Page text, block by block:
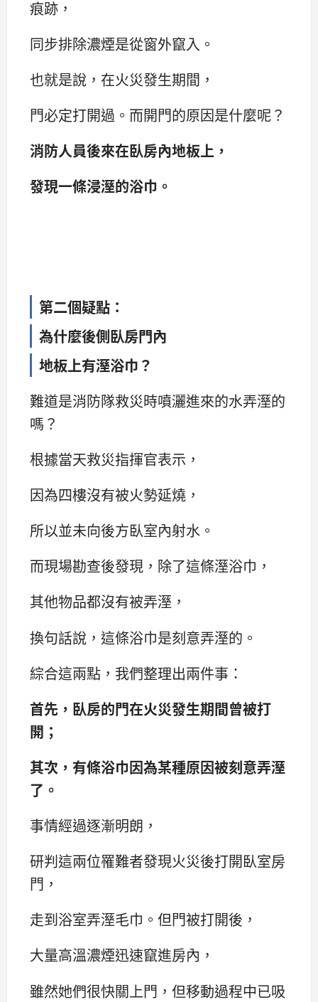
痕跡，
同步排除濃煙是從窗外竄入。
也就是說，在火災發生期間，
門必定打開過。而開門的原因是什麼呢？
消防人員後來在臥房內地板上，
發現一條浸溼的浴巾。
第二個疑點：
為什麼後側臥房門內
地板上有溼浴巾？
難道是消防隊救災時噴灑進來的水弄溼的
嗎？
根據當天救災指揮官表示，
因為四樓沒有被火勢延燒，
所以並未向後方臥室內射水。
而現場勘查後發現，除了這條溼浴巾，
其他物品都沒有被弄溼，
換句話說，這條浴巾是刻意弄溼的。
綜合這兩點，我們整理出兩件事：
首先，臥房的門在火災發生期間曾被打
開；
其次，有條浴巾因為某種原因被刻意弄溼
了。
事情經過逐漸明朗，
研判這兩位罹難者發現火災後打開臥室房
門，
走到浴室弄溼毛巾。但門被打開後，
大量高溫濃煙迅速竄進房內，
雖然她們很快關上門，但移動過程中已吸